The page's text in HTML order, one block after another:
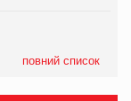
повний список